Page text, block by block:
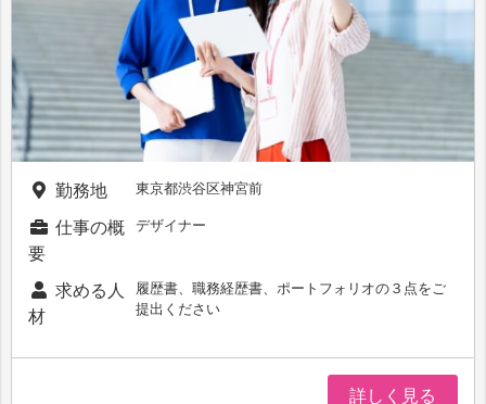
勤務地 東京都渋谷区神宮前
仕事の概
要
デザイナー
求める人
材
履歴書、職務経歴書、ポートフォリオの３点をご
提出ください
詳しく見る